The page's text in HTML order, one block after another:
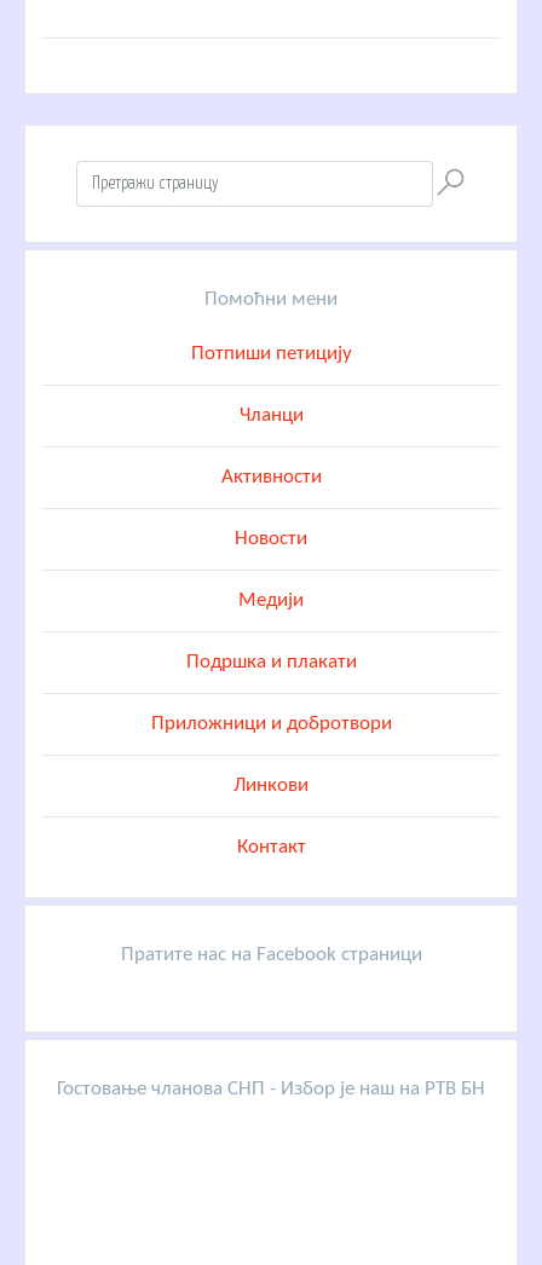
Помоћни мени
Потпиши петицију
Чланци
Активности
Новости
Медији
Подршка и плакати
Приложници и добротвори
Линкови
Контакт
Пратите нас на Facebook страници
Гостовање чланова СНП - Избор је наш на РТВ БН